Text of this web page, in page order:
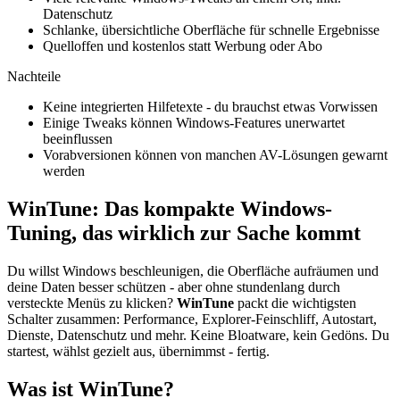
Datenschutz
Schlanke, übersichtliche Oberfläche für schnelle Ergebnisse
Quelloffen und kostenlos statt Werbung oder Abo
Nachteile
Keine integrierten Hilfetexte - du brauchst etwas Vorwissen
Einige Tweaks können Windows-Features unerwartet
beeinflussen
Vorabversionen können von manchen AV-Lösungen gewarnt
werden
WinTune: Das kompakte Windows-
Tuning, das wirklich zur Sache kommt
Du willst Windows beschleunigen, die Oberfläche aufräumen und
deine Daten besser schützen - aber ohne stundenlang durch
versteckte Menüs zu klicken? WinTune packt die wichtigsten
Schalter zusammen: Performance, Explorer-Feinschliff, Autostart,
Dienste, Datenschutz und mehr. Keine Bloatware, kein Gedöns. Du
startest, wählst gezielt aus, übernimmst - fertig.
Was ist WinTune?